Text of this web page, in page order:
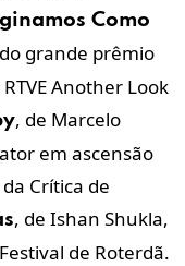
Como
grande prêmio
Another Look
, de Marcelo
em ascensão
Crítica de
, de Ishan Shukla,
de Roterdã.